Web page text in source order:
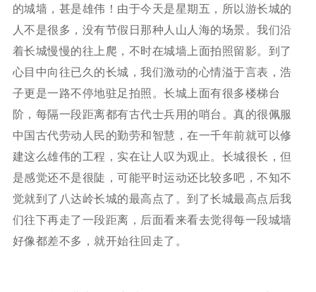
的城墙，甚是雄伟！由于今天是星期五，所以游长城的
人不是很多，没有节假日那种人山人海的场景。我们沿
着长城慢慢的往上爬，不时在城墙上面拍照留影。到了
心目中向往已久的长城，我们激动的心情溢于言表，浩
子更是一路不停地驻足拍照。长城上面有很多楼梯台
阶，每隔一段距离都有古代士兵用的哨台。真的很佩服
中国古代劳动人民的勤劳和智慧，在一千年前就可以修
建这么雄伟的工程，实在让人叹为观止。长城很长，但
是感觉还不是很陡，可能平时运动还比较多吧，不知不
觉就到了八达岭长城的最高点了。到了长城最高点后我
们往下再走了一段距离，后面看来看去觉得每一段城墙
好像都差不多，就开始往回走了。